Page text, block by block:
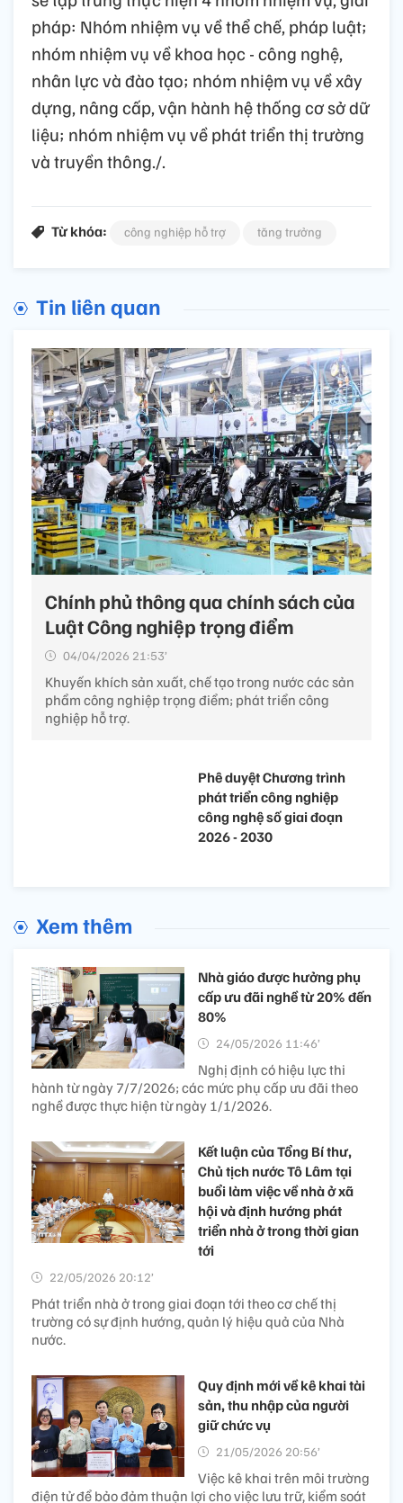
pháp: Nhóm nhiệm vụ về thể chế, pháp luật;
nhóm nhiệm vụ về khoa học - công nghệ,
nhân lực và đào tạo; nhóm nhiệm vụ về xây
dựng, nâng cấp, vận hành hệ thống cơ sở dữ
liệu; nhóm nhiệm vụ về phát triển thị trường
và truyền thông./.
Từ khóa: công nghiệp hỗ trợ tăng trưởng
Tin liên quan
Chính phủ thông qua chính sách của
Luật Công nghiệp trọng điểm
04/04/2026 21:53’
Khuyến khích sản xuất, chế tạo trong nước các sản
phẩm công nghiệp trọng điểm; phát triển công
nghiệp hỗ trợ.
Phê duyệt Chương trình
phát triển công nghiệp
công nghệ số giai đoạn
2026 - 2030
Xem thêm
Nhà giáo được hưởng phụ
cấp ưu đãi nghề từ 20% đến
80%​
24/05/2026 11:46’
Nghị định có hiệu lực thi
hành từ ngày 7/7/2026; các mức phụ cấp ưu đãi theo
nghề được thực hiện từ ngày 1/1/2026.
Kết luận của Tổng Bí thư,
Chủ tịch nước Tô Lâm tại
buổi làm việc về nhà ở xã
hội và định hướng phát
triển nhà ở trong thời gian
tới
22/05/2026 20:12’
Phát triển nhà ở trong giai đoạn tới theo cơ chế thị
trường có sự định hướng, quản lý hiệu quả của Nhà
nước.
Quy định mới về kê khai tài
sản, thu nhập của người
giữ chức vụ
21/05/2026 20:56’
Việc kê khai trên môi trường
điện tử để bảo đảm thuận lợi cho việc lưu trữ, kiểm soát